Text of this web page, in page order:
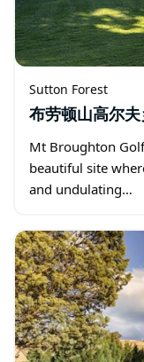
Sutton Forest
布劳顿山高尔
Mt Broughton
beautiful site
and undulating…